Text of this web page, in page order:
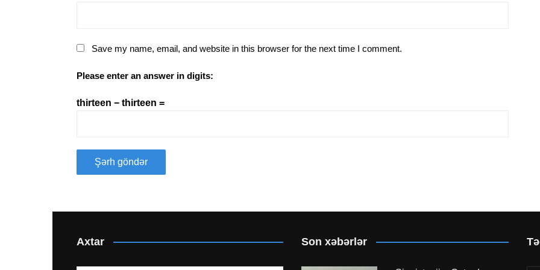
Save my name, email, and website in this browser for the next time I comment.
Please enter an answer in digits:
thirteen − thirteen =
Axtar Son xəbərlər